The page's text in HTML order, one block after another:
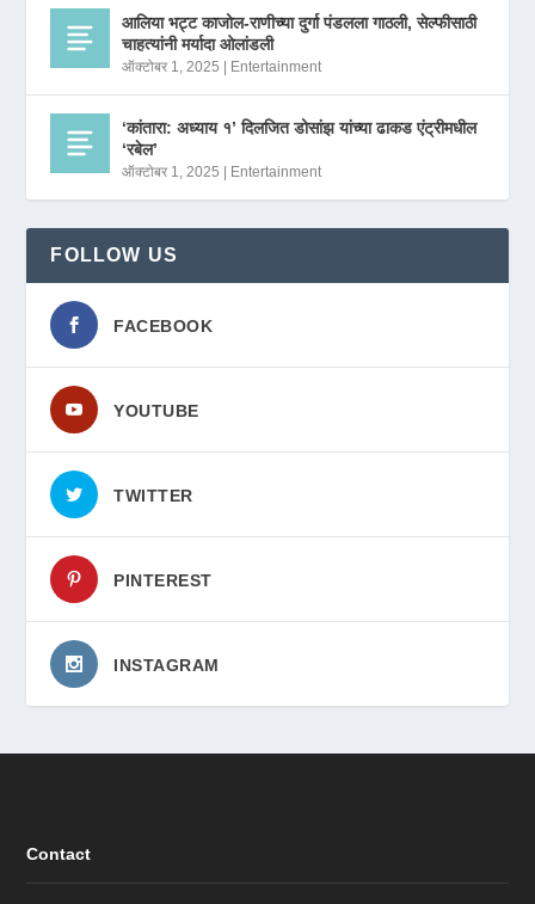
आलिया भट्ट काजोल-राणीच्या दुर्गा पंडलला गाठली, सेल्फीसाठी
चाहत्यांनी मर्यादा ओलांडली
ऑक्टोबर 1, 2025 Entertainment
‘कांतारा: अध्याय १’ दिलजित डोसांझ यांच्या ढाकड एंट्रीमधील
‘रबेल’
ऑक्टोबर 1, 2025 Entertainment
FOLLOW US
FACEBOOK
YOUTUBE
TWITTER
PINTEREST
INSTAGRAM
Contact